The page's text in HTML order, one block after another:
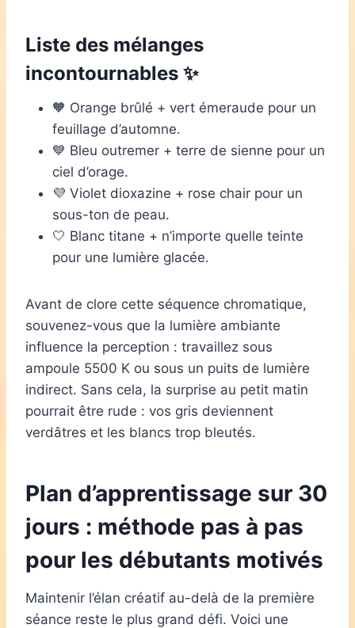
Liste des mélanges
incontournables ✨
🧡 Orange brûlé + vert émeraude pour un
feuillage d’automne.
💙 Bleu outremer + terre de sienne pour un
ciel d’orage.
💜 Violet dioxazine + rose chair pour un
sous-ton de peau.
🤍 Blanc titane + n’importe quelle teinte
pour une lumière glacée.
Avant de clore cette séquence chromatique,
souvenez-vous que la lumière ambiante
influence la perception : travaillez sous
ampoule 5500 K ou sous un puits de lumière
indirect. Sans cela, la surprise au petit matin
pourrait être rude : vos gris deviennent
verdâtres et les blancs trop bleutés.
Plan d’apprentissage sur 30
jours : méthode pas à pas
pour les débutants motivés
Maintenir l’élan créatif au-delà de la première
séance reste le plus grand défi. Voici une